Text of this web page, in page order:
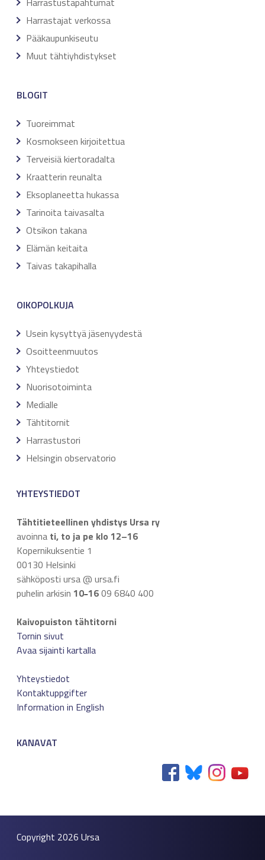
Harrastajat verkossa
Pääkaupunkiseutu
Muut tähtiyhdistykset
BLOGIT
Tuoreimmat
Kosmokseen kirjoitettua
Terveisiä kiertoradalta
Kraatterin reunalta
Eksoplaneetta hukassa
Tarinoita taivasalta
Otsikon takana
Elämän keitaita
Taivas takapihalla
OIKOPOLKUJA
Usein kysyttyä jäsenyydestä
Osoitteenmuutos
Yhteystiedot
Nuorisotoiminta
Medialle
Tähtitornit
Harrastustori
Helsingin observatorio
YHTEYSTIEDOT
Tähtitieteellinen yhdistys Ursa ry
avoinna ti, to ja pe klo 12–16
Kopernikuksentie 1
00130 Helsinki
sähköposti ursa @ ursa.fi
puhelin arkisin 10–1609 6840 400
Kaivopuiston tähtitorni
Tornin sivut
Avaa sijainti kartalla
Yhteystiedot
Kontaktuppgifter
Information in English
KANAVAT
Copyright 2026 Ursa